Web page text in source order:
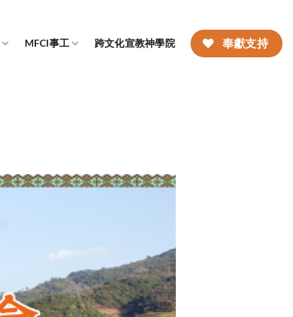
MFCI事工 跨文化宣教神學院 奉獻支持